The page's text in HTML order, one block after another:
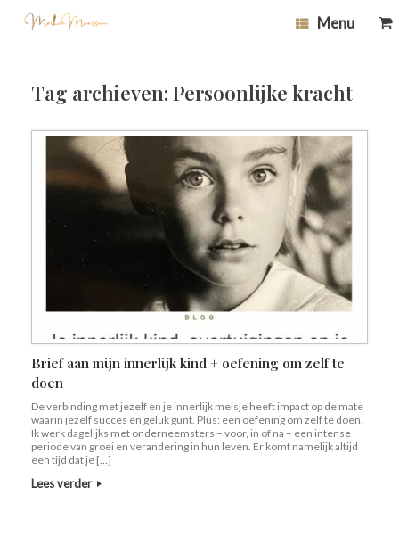
Menu
Tag archieven: Persoonlijke kracht
Brief aan mijn innerlijk kind + oefening om zelf te
doen
De verbinding met jezelf en je innerlijk meisje heeft impact op de mate
waarin jezelf succes en geluk gunt. Plus: een oefening om zelf te doen.
Ik werk dagelijks met onderneemsters – voor, in of na – een intense
periode van groei en verandering in hun leven. Er komt namelijk altijd
een tijd dat je […]
Lees verder